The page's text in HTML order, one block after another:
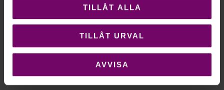
TILLÅT ALLA
TILLÅT URVAL
AVVISA
Den konstituerade stämman hålls på
Handelshögskolan. Oscar Sillén väljs till ordförande,
en roll han kom att inneha fram till 1941.
FAR deltar för första gången i en världskongress.